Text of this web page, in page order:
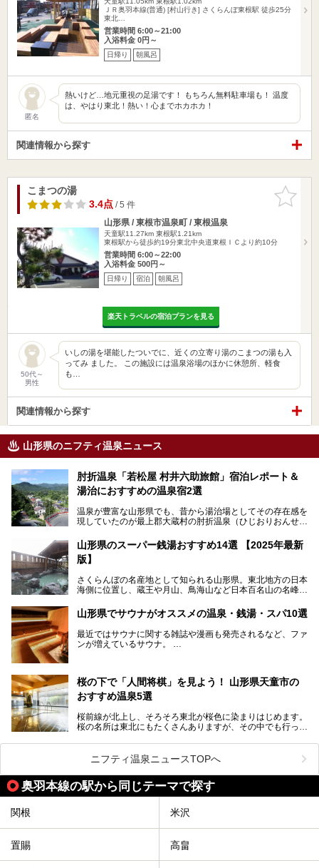
ＪＲ奥羽本線(普通) [村山行き] さくらんぼ東根駅 徒歩25分
東北…
営業時間 6:00～21:00
入浴料金 0円～
日帰り 朝風呂
匿名
熱いけど…地元重視の足湯です！ もちろん無料駐車場も！ 温度
は、やはり東北！熱い！心までホカホカ！
関連情報から探す
お気に入
りに追加
こまつの湯
3.4点/ 5 件
山形県 / 東根市温泉町 / 東根温泉
天童駅11.27km 東根駅1.21km
東根駅から徒歩約19分東北中央道東根ＩＣより約10分
営業時間 6:00～22:00
入浴料金 500円～
日帰り 宿泊 朝風呂
楽天トラベルの宿泊プランを見る
50代～
男性
いしの湯を堪能したついでに、近くの立寄り湯のこまつの湯も入
ってみ ました。 この施設には温泉浴場のほかに休憩所、軽食
も…
関連情報から探す
山形県のニフティ温泉ニュース
肘折温泉「若松屋 村井六助旅館」宿泊レポート＆
湯治におすすめの温泉宿2選
温泉が豊富な山形県でも、昔から湯治場としてその存在感を
現していたのが最上郡大蔵村の肘折温泉（ひじおりおんせ
今回はその肘折温泉の「若松屋 村井六助旅館」に宿泊した
体験レポートとおすすめの温泉宿を2軒ご紹介します。
鄙びた風情があり、源泉掛け流しの旅館も多い肘折温泉は、
す。
山形県のスーパー銭湯おすすめ14選 【2025年最新
版】
さくらんぼの名産地として知られる山形県。東北地方の日本
海側に位置し、蔵王や月山、鳥海山など日本百名山の名峰や
の細道」全行程の1/3にあたる期間を山形県で過ごしたとい
われることからも、山形の深い魅力がうかがえます。
山形県はまた、県内全域に多様な温泉があり、35ある市町
村のすべてで温泉が湧いているという温泉県。そんな山形県
でぜひチェックしたいスーパー銭湯をご紹介します。
山形県でサウナがオススメの温泉・銭湯・スパ10選
最近ではサウナに関する雑誌や漫画も発売されるなど、ファ
ンが増えているサウナ。
こだわりを持つ施設も増えています。
今回はそんな今話題のサウナが楽しめる、山形県内にあるオ
ススメ温泉・銭湯・スパを10件まとめてご紹介します。
桜の下で「人間将棋」を見よう！ 山形県天童市の
おすすめ温泉5選
桜前線が北上し、そろそろ東北が桜色に染まりはじめます。
桜の名所は東北にもたくさんありますが、その中でも行って
舞鶴山の山頂まで軽いハイキングの気分で登れば、そこでは
なんと「人間将棋」が行われているのです！
「人間将棋」とは昭和31年から毎年春に山形県天童市で行
われている一大イベントで、甲冑や着物姿の武者に扮した人
間が将棋の駒となり、対局を行っているのです。
人気漫画「３月のライオン」の中でもこの人間将棋のシーン
りに、思わず吹き出してしまった読者もいることでしょう。
ニフティ温泉ニュースTOPへ
奥羽本線の駅から同じテーマで探す
関根 米沢
置賜 高畠